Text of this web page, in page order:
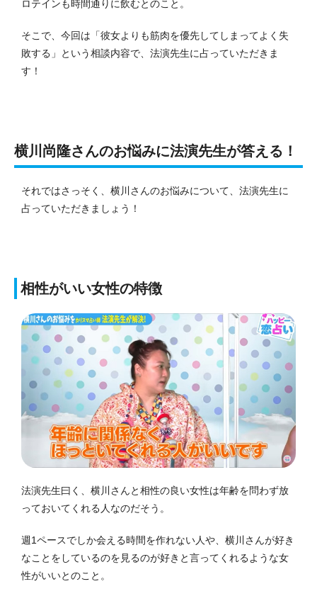
ロテインも時間通りに飲むとのこと。
そこで、今回は「彼女よりも筋肉を優先してしまってよく失
敗する」という相談内容で、法演先生に占っていただきま
す！
横川尚隆さんのお悩みに法演先生が答える！
それではさっそく、横川さんのお悩みについて、法演先生に
占っていただきましょう！
相性がいい女性の特徴
法演先生曰く、横川さんと相性の良い女性は年齢を問わず放
っておいてくれる人なのだそう。
週1ペースでしか会える時間を作れない人や、横川さんが好き
なことをしているのを見るのが好きと言ってくれるような女
性がいいとのこと。